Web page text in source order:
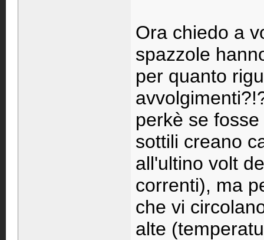
Ora chiedo a
spazzole
per quanto
perkè se
sottili creano
all'ultino volt
correnti), ma
che vi
alte